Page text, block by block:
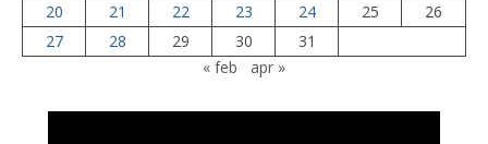
20
21 22 23 24 25
26
27
28 29 30
31
« feb
apr »